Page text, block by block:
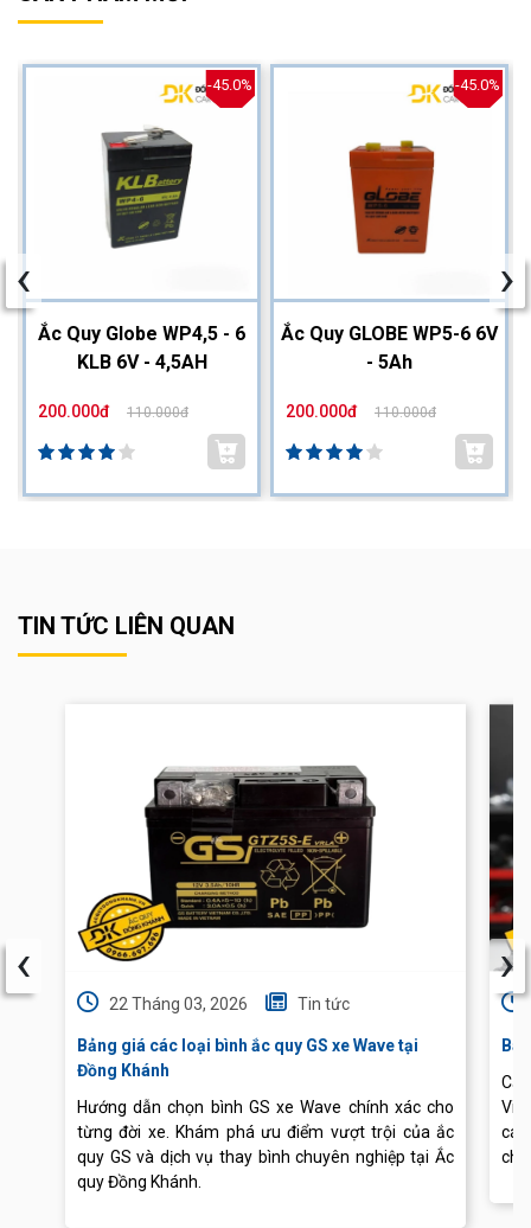
-45.0%
Ắc Quy Globe WP4,5 - 6
KLB 6V - 4,5AH
200.000đ 110.000đ
-45.0%
Ắc Quy GLOBE WP5-6 6V
- 5Ah
200.000đ 110.000đ
‹ ›
TIN TỨC LIÊN QUAN
22 Tháng 03, 2026 Tin tức
Bảng giá các loại bình ắc quy GS xe Wave tại
Đồng Khánh
Hướng dẫn chọn bình GS xe Wave chính xác cho
từng đời xe. Khám phá ưu điểm vượt trội của ắc
quy GS và dịch vụ thay bình chuyên nghiệp tại Ắc
quy Đồng Khánh.
‹ ›